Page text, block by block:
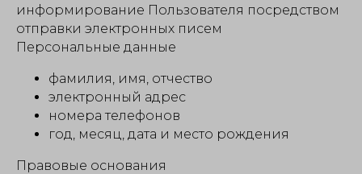
информирование Пользователя посредством
отправки электронных писем
Персональные данные
фамилия, имя, отчество
электронный адрес
номера телефонов
год, месяц, дата и место рождения
Правовые основания